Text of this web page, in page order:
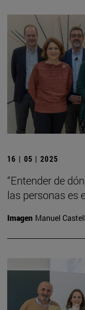
16 | 05 | 2025
“Entender de
las personas es
Imagen Manuel